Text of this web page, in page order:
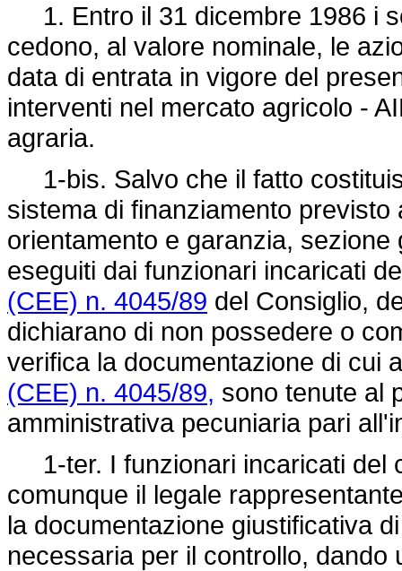
1. Entro il 31 dicembre 1986 i
cedono, al valore nominale, le
data di entrata in vigore del
interventi nel mercato agricolo -
agraria.
1-bis. Salvo che il fatto
sistema di finanziamento
orientamento e garanzia,
eseguiti dai funzionari incaricati
(CEE) n. 4045/89 del Consiglio,
dichiarano di non possedere o
verifica la documentazione di cui
(CEE) n. 4045/89, sono tenute al
amministrativa pecuniaria pari
1-ter. I funzionari incaricati del
comunque il legale
la documentazione giustificativa
necessaria per il controllo, dando